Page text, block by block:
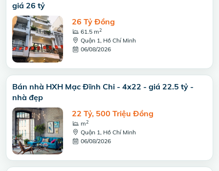
giá 26 tỷ
26 Tỷ Đồng
61.5 m2
Quận 1, Hồ Chí Minh
06/08/2026
Bán nhà HXH Mạc Đĩnh Chi - 4x22 - giá 22.5 tỷ -
nhà đẹp
22 Tỷ, 500 Triệu Đồng
m2
Quận 1, Hồ Chí Minh
06/08/2026